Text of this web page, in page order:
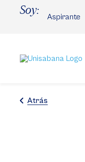
Soy:
Aspirante
Atrás